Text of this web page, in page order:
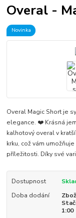
Overal -
Novinka
Overal Magic Short je
elegance. ❤️ Krásná
kalhotový overal v
krku, což vám
příležitosti. Díky své
Dostupnost
Doba dodání
1:00